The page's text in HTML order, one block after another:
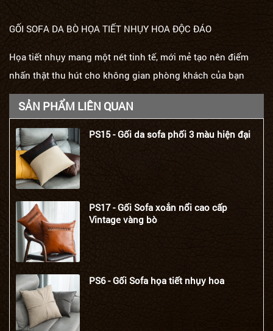
GỐI SOFA DA BÒ HỌA TIẾT NHỤY HOA ĐỘC ĐÁO
Họa tiết nhụy mang một nét tinh tế, mới mẻ tạo nên điểm
nhấn thật thu hút cho không gian phòng khách của bạn
SẢN PHẨM LIÊN QUAN
PS15 - Gối da sofa phối 3 màu hiện đại
PS17 - Gối Sofa xoắn nổi cao cấp
Vintage vàng bò
PS6 - Gối Sofa họa tiết nhụy hoa